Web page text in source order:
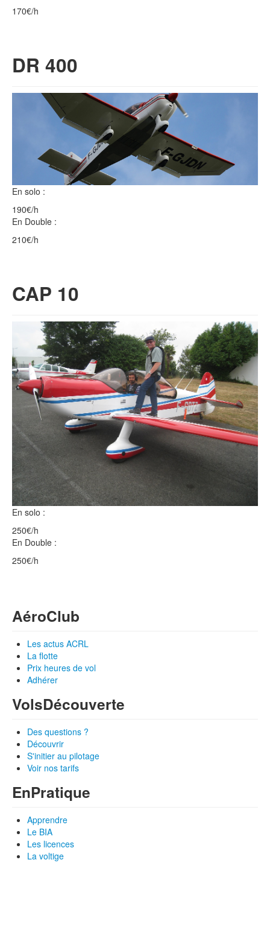
170€/h
DR 400
En solo :
190€/h
En Double :
210€/h
CAP 10
En solo :
250€/h
En Double :
250€/h
AéroClub
Les actus ACRL
La flotte
Prix heures de vol
Adhérer
VolsDécouverte
Des questions ?
Découvrir
S'initier au pilotage
Voir nos tarifs
EnPratique
Apprendre
Le BIA
Les licences
La voltige